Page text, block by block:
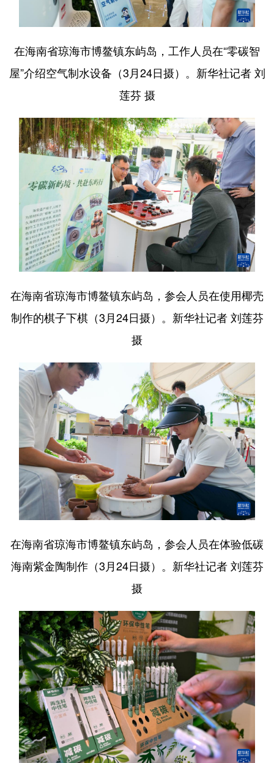
在海南省琼海市博鳌镇东屿岛，工作人员在“零碳智
屋”介绍空气制水设备（3月24日摄）。新华社记者 刘
莲芬 摄
在海南省琼海市博鳌镇东屿岛，参会人员在使用椰壳
制作的棋子下棋（3月24日摄）。新华社记者 刘莲芬
摄
在海南省琼海市博鳌镇东屿岛，参会人员在体验低碳
海南紫金陶制作（3月24日摄）。新华社记者 刘莲芬
摄